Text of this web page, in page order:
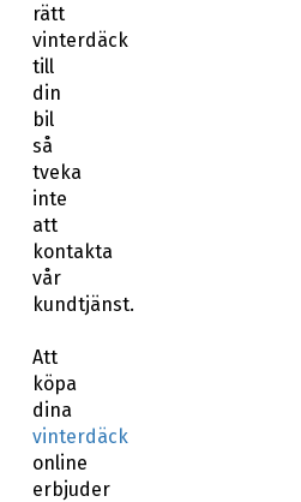
rätt
vinterdäck
till
din
bil
så
tveka
inte
att
kontakta
vår
kundtjänst.
Att
köpa
dina
vinterdäck
online
erbjuder